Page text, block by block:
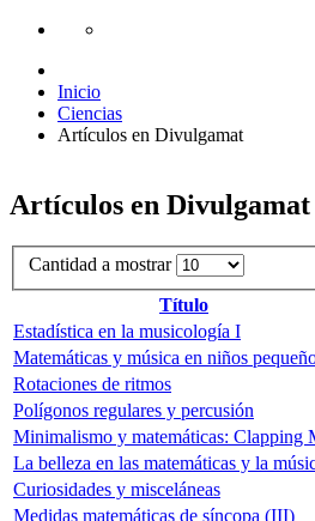
Inicio
Ciencias
Artículos en Divulgamat
Artículos en Divulgamat
Cantidad a mostrar
Título
Estadística en la musicología I
Matemáticas y música en niños
Rotaciones de ritmos
Polígonos regulares y percusión
Minimalismo y matemáticas: Clapping
La belleza en las matemáticas y la
Curiosidades y misceláneas
Medidas matemáticas de síncopa (III)